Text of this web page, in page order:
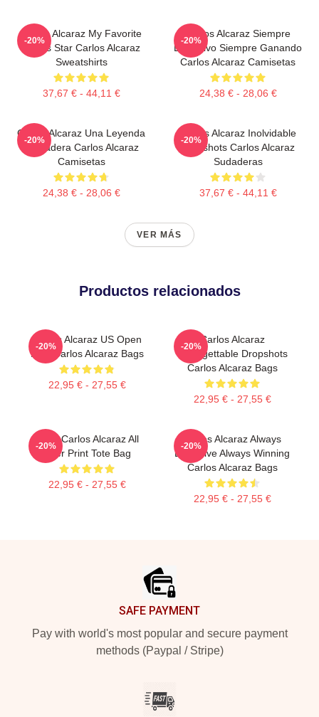
Carlos Alcaraz My Favorite
Tennis Star Carlos Alcaraz
Sweatshirts
37,67 € - 44,11 €
-20%
Carlos Alcaraz Siempre
Explosivo Siempre Ganando
Carlos Alcaraz Camisetas
24,38 € - 28,06 €
-20%
Carlos Alcaraz Una Leyenda
Verdadera Carlos Alcaraz
Camisetas
24,38 € - 28,06 €
-20%
Carlos Alcaraz Inolvidable
Dropshots Carlos Alcaraz
Sudaderas
37,67 € - 44,11 €
-20%
VER MÁS
Productos relacionados
Carlos Alcaraz US Open
King Carlos Alcaraz Bags
22,95 € - 27,55 €
-20%
Carlos Alcaraz
Unforgettable Dropshots
Carlos Alcaraz Bags
22,95 € - 27,55 €
-20%
Tenis Carlos Alcaraz All
Over Print Tote Bag
22,95 € - 27,55 €
-20%
Carlos Alcaraz Always
Explosive Always Winning
Carlos Alcaraz Bags
22,95 € - 27,55 €
-20%
SAFE PAYMENT
Pay with world's most popular and secure payment
methods (Paypal / Stripe)